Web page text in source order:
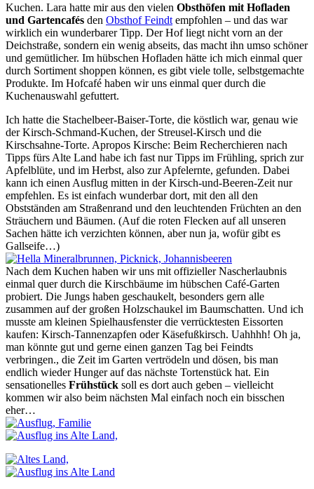
Kuchen. Lara hatte mir aus den vielen Obsthöfen mit Hofladen
und Gartencafés den Obsthof Feindtempfohlen – und das war
wirklich ein wunderbarer Tipp. Der Hof liegt nicht vorn an der
Deichstraße, sondern ein wenig abseits, das macht ihn umso schöner
und gemütlicher. Im hübschen Hofladen hätte ich mich einmal quer
durch Sortiment shoppen können, es gibt viele tolle, selbstgemachte
Produkte. Im Hofcafé haben wir uns einmal quer durch die
Kuchenauswahl gefuttert.
Ich hatte die Stachelbeer-Baiser-Torte, die köstlich war, genau wie
der Kirsch-Schmand-Kuchen, der Streusel-Kirsch und die
Kirschsahne-Torte. Apropos Kirsche: Beim Recherchieren nach
Tipps fürs Alte Land habe ich fast nur Tipps im Frühling, sprich zur
Apfelblüte, und im Herbst, also zur Apfelernte, gefunden. Dabei
kann ich einen Ausflug mitten in der Kirsch-und-Beeren-Zeit nur
empfehlen. Es ist einfach wunderbar dort, mit den all den
Obstständen am Straßenrand und den leuchtenden Früchten an den
Sträuchern und Bäumen. (Auf die roten Flecken auf all unseren
Sachen hätte ich verzichten können, aber nun ja, wofür gibt es
Gallseife…)
Nach dem Kuchen haben wir uns mit offizieller Nascherlaubnis
einmal quer durch die Kirschbäume im hübschen Café-Garten
probiert. Die Jungs haben geschaukelt, besonders gern alle
zusammen auf der großen Holzschaukel im Baumschatten. Und ich
musste am kleinen Spielhausfenster die verrücktesten Eissorten
kaufen: Kirsch-Tannenzapfen oder Käsefußkirsch. Uahhhh! Oh ja,
man könnte gut und gerne einen ganzen Tag bei Feindts
verbringen., die Zeit im Garten vertrödeln und dösen, bis man
endlich wieder Hunger auf das nächste Tortenstück hat. Ein
sensationelles Frühstück soll es dort auch geben – vielleicht
kommen wir also beim nächsten Mal einfach noch ein bisschen
eher…